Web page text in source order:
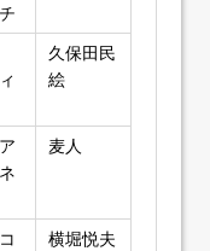
久保田民
絵
麦人
横堀悦夫